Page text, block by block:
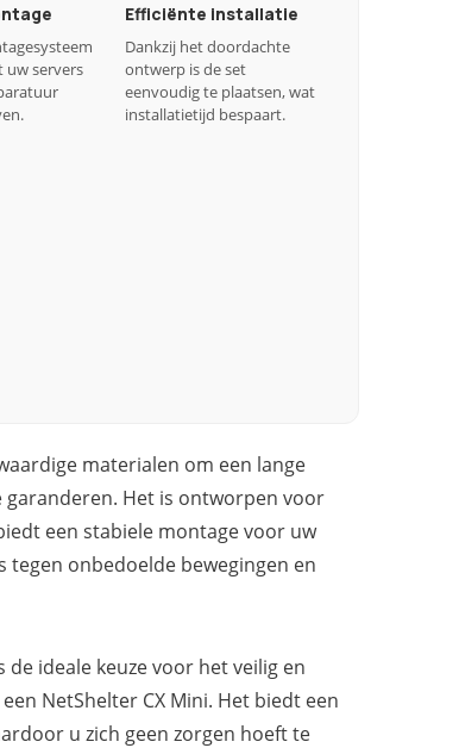
uw servers
Efficiënte installatie
Dankzij het doordachte
ontwerp is de set
eenvoudig te plaatsen, wat
installatietijd bespaart.
materialen om een lange
Het is ontworpen voor
een stabiele montage voor uw
onbedoelde bewegingen en
de ideale keuze voor het veilig en
NetShelter CX Mini. Het biedt een
u zich geen zorgen hoeft te